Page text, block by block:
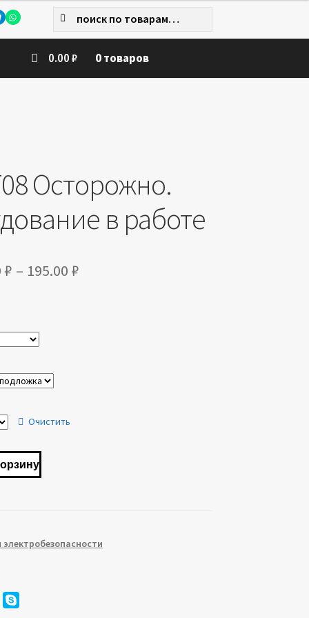
Искать:
Поиск
0.00₽ 0 товаров
Осторожно.
в работе
₽ – 195.00 ₽Диапазон
Очистить
электробезопасности